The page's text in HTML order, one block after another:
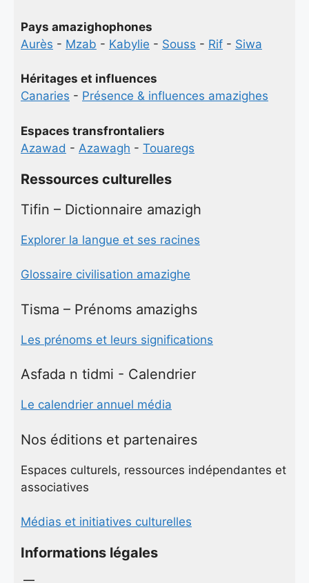
Pays amazighophones
Aurès - Mzab - Kabylie - Souss - Rif - Siwa
Héritages et influences
Canaries - Présence & influences amazighes
Espaces transfrontaliers
Azawad - Azawagh - Touaregs
Ressources culturelles
Tifin – Dictionnaire amazigh
Explorer la langue et ses racines
Glossaire civilisation amazighe
Tisma – Prénoms amazighs
Les prénoms et leurs significations
Asfada n tidmi - Calendrier
Le calendrier annuel média
Nos éditions et partenaires
Espaces culturels, ressources indépendantes et
associatives
Médias et initiatives culturelles
Informations légales